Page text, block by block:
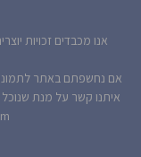
אנו מכבדים זכויות
אם נחשפתם באתר לתמונה,
איתנו קשר על מנת